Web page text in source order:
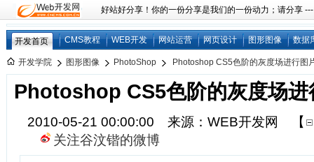
好站好分享！你的一份分享是我们的一份动力；请分享
开发首页 CMS教程 WEB开发 网站运营 网页设计 图形图像 数据
开发学院 图形图像 PhotoShop Photoshop CS5色阶的灰度场进行图
Photoshop CS5色阶的灰度场进
2010-05-21 00:00:00 来源：WEB开发网
【
关注谷汶锴的微博